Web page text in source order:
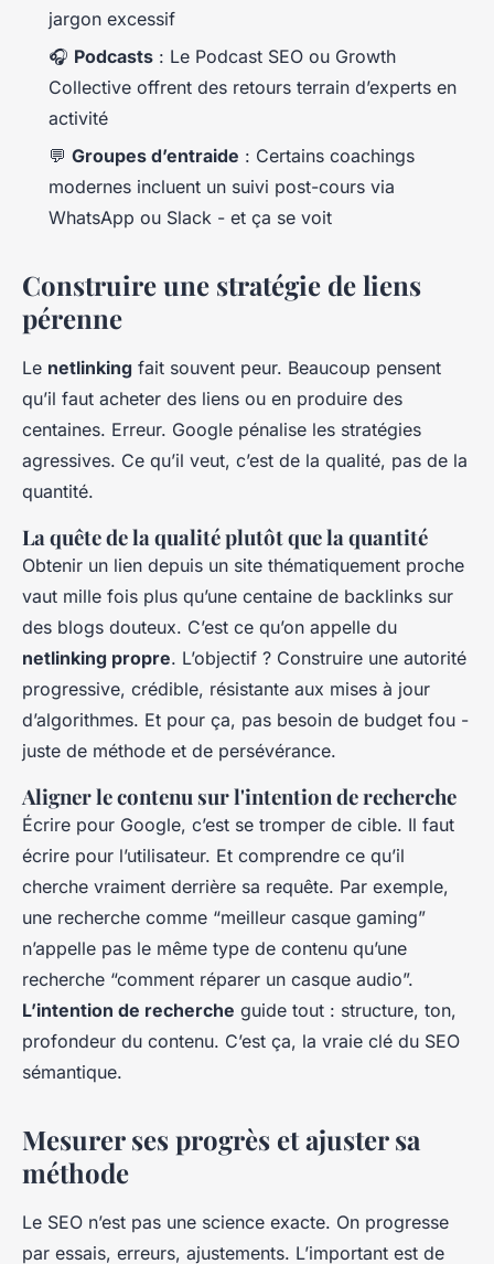
jargon excessif
🎧 Podcasts : Le Podcast SEO ou Growth
Collective offrent des retours terrain d’experts en
activité
💬 Groupes d’entraide : Certains coachings
modernes incluent un suivi post-cours via
WhatsApp ou Slack - et ça se voit
Construire une stratégie de liens
pérenne
Le netlinking fait souvent peur. Beaucoup pensent
qu’il faut acheter des liens ou en produire des
centaines. Erreur. Google pénalise les stratégies
agressives. Ce qu’il veut, c’est de la qualité, pas de la
quantité.
La quête de la qualité plutôt que la quantité
Obtenir un lien depuis un site thématiquement proche
vaut mille fois plus qu’une centaine de backlinks sur
des blogs douteux. C’est ce qu’on appelle du
netlinking propre. L’objectif ? Construire une autorité
progressive, crédible, résistante aux mises à jour
d’algorithmes. Et pour ça, pas besoin de budget fou -
juste de méthode et de persévérance.
Aligner le contenu sur l'intention de recherche
Écrire pour Google, c’est se tromper de cible. Il faut
écrire pour l’utilisateur. Et comprendre ce qu’il
cherche vraiment derrière sa requête. Par exemple,
une recherche comme “meilleur casque gaming”
n’appelle pas le même type de contenu qu’une
recherche “comment réparer un casque audio”.
L’intention de recherche guide tout : structure, ton,
profondeur du contenu. C’est ça, la vraie clé du SEO
sémantique.
Mesurer ses progrès et ajuster sa
méthode
Le SEO n’est pas une science exacte. On progresse
par essais, erreurs, ajustements. L’important est de